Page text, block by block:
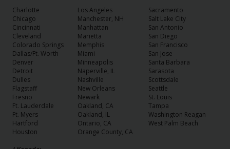
Charlotte
Los Angeles
Sacramento
Chicago
Manchester, NH
Salt Lake City
Cincinnati
Manhattan
San Antonio
Cleveland
Marietta
San Diego
Colorado Springs
Memphis
San Francisco
Dallas/Ft. Worth
Miami
San Jose
Denver
Minneapolis
Santa Barbara
Detroit
Naperville, IL
Sarasota
Dulles
Nashville
Scottsdale
Flagstaff
New Orleans
Seattle
Fresno
Newark
St. Louis
Ft. Lauderdale
Oakland, CA
Tampa
Ft. Myers
Oakland, IL
Washington Reagan
Hartford
Ontario, CA
West Palm Beach
Houston
Orange County, CA